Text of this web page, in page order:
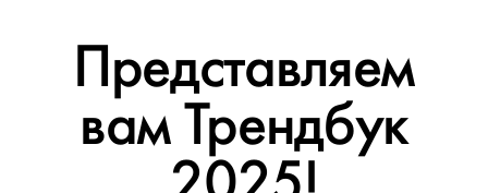
Представляем
вам Трендбук